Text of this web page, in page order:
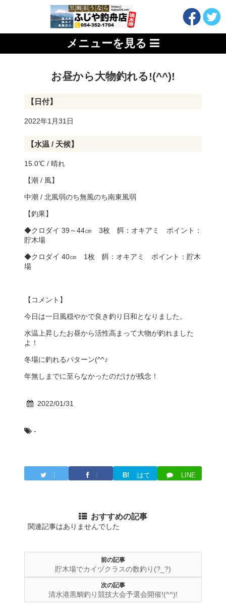
メニューを見る
お昼から大物釣れる!(^^)!
【日付】
2022年1月31日
【水温 / 天候】
15.0℃ / 晴れ
【潮 / 風】
中潮 / 北風弱のち無風のち南東風弱
【釣果】
◆クロダイ 39～44㎝ 3枚 餌：オキアミ ポイント：
貯木場
◆クロダイ 40㎝ 1枚 餌：オキアミ ポイント：貯木
場
【コメント】
今日は一日風穏やかで良き釣り日和となりました。
水温上昇したお昼から活性高まって大物が釣れました
よ！
冬場に釣れるパターン(^^♪
年無しまでに至らなかったのだけが残念！
2022/01/31
-
B!
はて
LINE
おすすめの記事
関連記事はありませんでした
前の記事
貯木場でカイヅクラスの数釣り(?_?)
次の記事
清水港黒鯛釣り競技大会予選会開催!(^^)!